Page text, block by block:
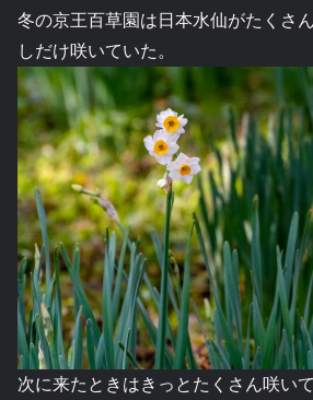
冬の京王百草園は日本水仙がたくさ
しだけ咲いていた。
次に来たときはきっとたくさん咲い